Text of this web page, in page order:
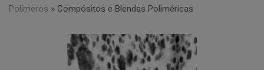
Polímeros » Compósitos e Blendas Poliméricas